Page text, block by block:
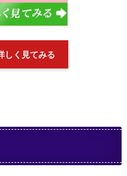
しく見てみる